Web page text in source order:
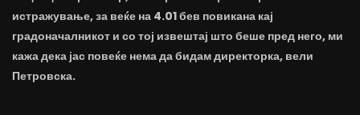
истражување, за веќе на 4.01 бев повикана кај
градоначалникот и со тој извештај што беше пред него, ми
кажа дека јас повеќе нема да бидам директорка, вели
Петровска.